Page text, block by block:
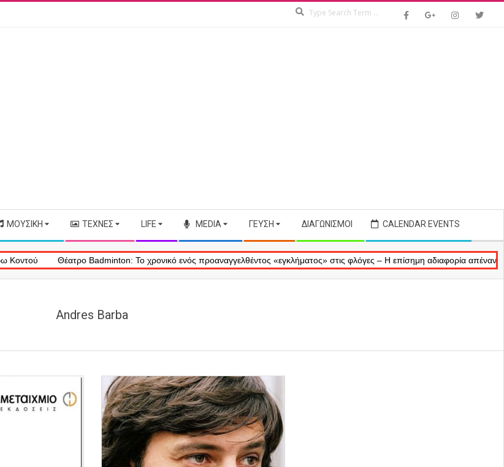
ΜΟΥΣΙΚΉ ΤΈΧΝΕΣ LIFE MEDIA ΓΕΎΣΗ ΔΙΑΓΩΝΙΣΜΟΊ CALENDAR EVENTS
Θέατρο Badminton: Το χρονικό ενός προαναγγελθέντος «εγκλήματος» στις φλόγες – Η επίσημη αδιαφορία απέναντι στις
Andres Barba